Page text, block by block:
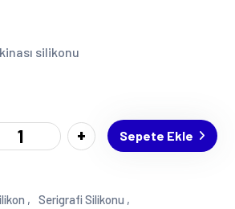
silikonu
+ Sepete Ekle
,
Serigrafi Silikonu ,